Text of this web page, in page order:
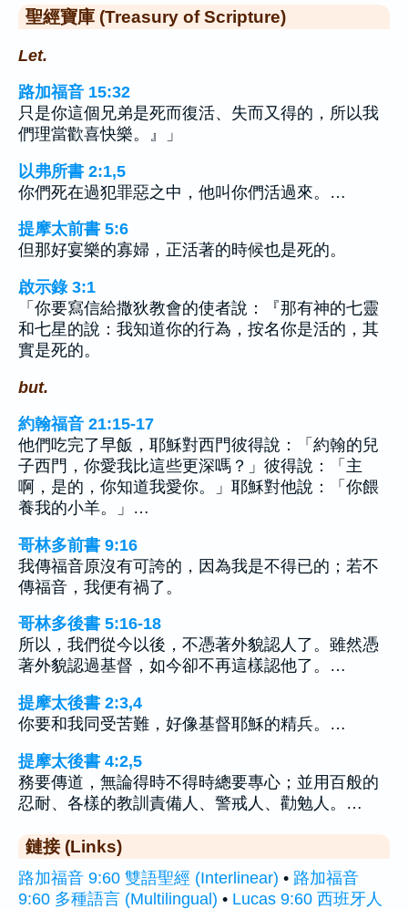
聖經寶庫 (Treasury of Scripture)
Let.
路加福音 15:32
只是你這個兄弟是死而復活、失而又得的，所以我
們理當歡喜快樂。』」
以弗所書 2:1,5
你們死在過犯罪惡之中，他叫你們活過來。…
提摩太前書 5:6
但那好宴樂的寡婦，正活著的時候也是死的。
啟示錄 3:1
「你要寫信給撒狄教會的使者說：『那有神的七靈
和七星的說：我知道你的行為，按名你是活的，其
實是死的。
but.
約翰福音 21:15-17
他們吃完了早飯，耶穌對西門彼得說：「約翰的兒
子西門，你愛我比這些更深嗎？」彼得說：「主
啊，是的，你知道我愛你。」耶穌對他說：「你餵
養我的小羊。」…
哥林多前書 9:16
我傳福音原沒有可誇的，因為我是不得已的；若不
傳福音，我便有禍了。
哥林多後書 5:16-18
所以，我們從今以後，不憑著外貌認人了。雖然憑
著外貌認過基督，如今卻不再這樣認他了。…
提摩太後書 2:3,4
你要和我同受苦難，好像基督耶穌的精兵。…
提摩太後書 4:2,5
務要傳道，無論得時不得時總要專心；並用百般的
忍耐、各樣的教訓責備人、警戒人、勸勉人。…
鏈接 (Links)
路加福音 9:60 雙語聖經 (Interlinear) • 路加福音
9:60 多種語言 (Multilingual) • Lucas 9:60 西班牙人